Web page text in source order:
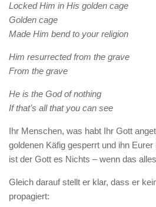
Locked Him in His golden cage
Golden cage
Made Him bend to your religion
Him resurrected from the grave
From the grave
He is the God of nothing
If that’s all that you can see
Ihr Menschen, was habt Ihr Gott
goldenen Käfig gesperrt und ihn
ist der Gott es Nichts – wenn das
Gleich darauf stellt er klar, dass er
propagiert: